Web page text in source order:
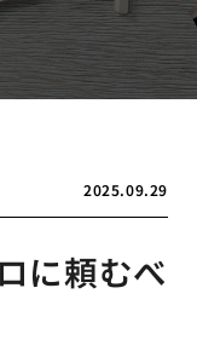
2025.09.29
に頼むべ